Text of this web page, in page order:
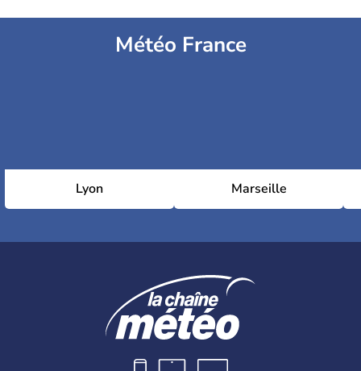
Météo France
Lyon Marseille